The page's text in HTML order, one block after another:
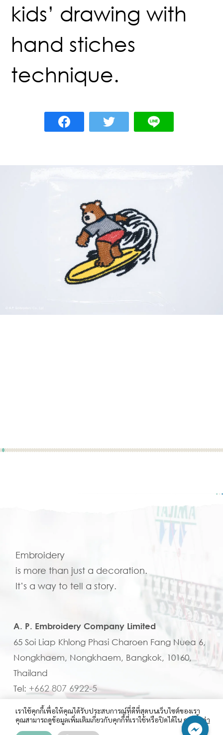
kids’ drawing with
hand stiches
technique.
Embroidery
is more than just a decoration.
It’s a way to tell a story.
A. P. Embroidery Company Limited
65 Soi Liap Khlong Phasi Charoen Fang Nuea 6,
Nongkhaem, Nongkhaem, Bangkok, 10160,
Thailand
Tel: +662 807 6922-5
em.b@apembroi.com
เราใช้คุกกี้เพื่อให้คุณได้รับประสบการณ์ที่ดีที่สุดบนเว็บไซต์ของเรา
คุณสามารถดูข้อมูลเพิ่มเติมเกี่ยวกับคุกกี้ที่เราใช้หรือปิดได้ในการตั้งค่า